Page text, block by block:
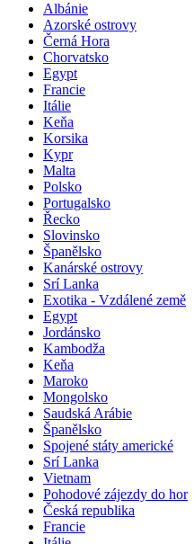
Albánie
Azorské ostrovy
Černá Hora
Chorvatsko
Egypt
Francie
Itálie
Keňa
Korsika
Kypr
Malta
Polsko
Portugalsko
Řecko
Slovinsko
Španělsko
Kanárské ostrovy
Srí Lanka
Exotika - Vzdálené země
Egypt
Jordánsko
Kambodža
Keňa
Maroko
Mongolsko
Saudská Arábie
Španělsko
Spojené státy americké
Srí Lanka
Vietnam
Pohodové zájezdy do hor
Česká republika
Francie